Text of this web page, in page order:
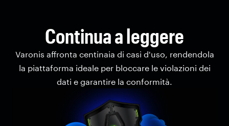
Continua a leggere
Varonis affronta centinaia di casi d'uso, rendendola
la piattaforma ideale per bloccare le violazioni dei
dati e garantire la conformità.